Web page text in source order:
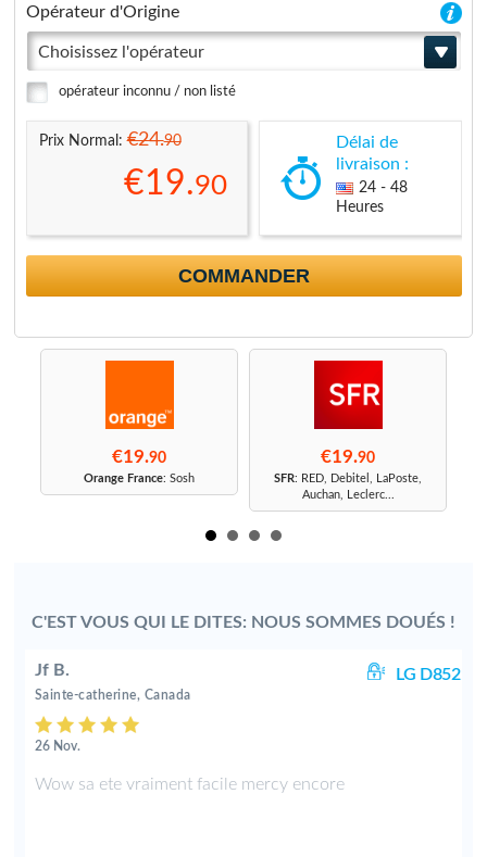
Opérateur d'Origine
Choisissez l'opérateur
opérateur inconnu / non listé
Prix Normal:€24.90
€19.90
Délai de
livraison :
24 - 48
Heures
COMMANDER
€19.90
Orange France: Sosh
€19.90
SFR: RED, Debitel, LaPoste,
Auchan, Leclerc...
C'EST VOUS QUI LE DITES: NOUS SOMMES DOUÉS !
Jf B. LG D852
Sainte-catherine, Canada
26 Nov.
Wow sa ete vraiment facile mercy encore